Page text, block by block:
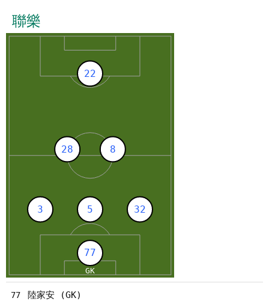
聯樂
77 陸家安 (GK)